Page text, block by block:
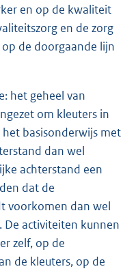
en op de kwaliteit
en de zorg
de doorgaande lijn
het geheel van
om kleuters in
basisonderwijs met
dan wel
achterstand een
dat de
voorkomen dan wel
activiteiten kunnen
zelf, op de
de kleuters, op de